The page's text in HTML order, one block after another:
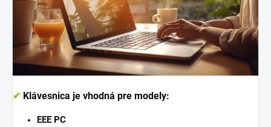
✔ Klávesnica je vhodná pre modely:
EEE PC